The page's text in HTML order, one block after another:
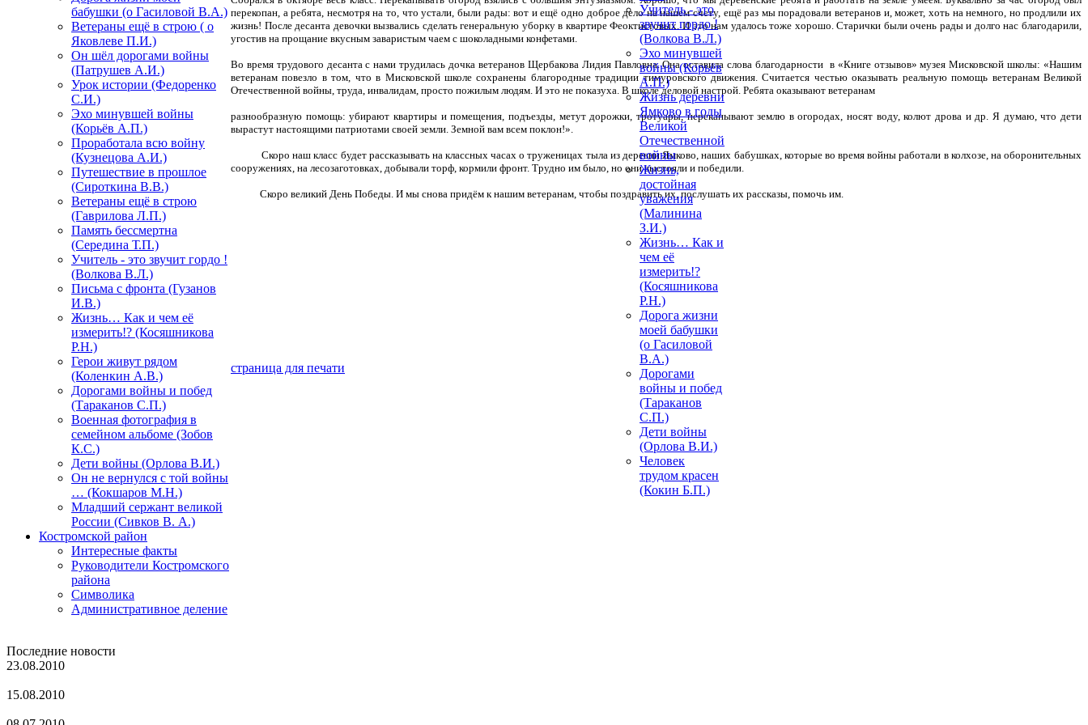
Учитель - это
звучит гордо !
(Волкова В.Л.)
Эхо минувшей
войны (Корьёв
А.П.)
Жизнь деревни
Ямково в годы
Великой
Отечественной
войны
Жизнь,
достойная
уважения
(Малинина
З.И.)
Жизнь… Как и
чем её
измерить!?
(Косяшникова
Р.Н.)
Дорога жизни
моей бабушки
(о Гасиловой
В.А.)
Дорогами
войны и побед
(Тараканов
С.П.)
Дети войны
(Орлова В.И.)
Человек
трудом красен
(Кокин Б.П.)
бабушки (о Гасиловой В.А.)
Ветераны ещё в строю ( о
Яковлеве П.И.)
Он шёл дорогами войны
(Патрушев А.И.)
Урок истории (Федоренко
С.И.)
Эхо минувшей войны
(Корьёв А.П.)
Проработала всю войну
(Кузнецова А.И.)
Путешествие в прошлое
(Сироткина В.В.)
Ветераны ещё в строю
(Гаврилова Л.П.)
Память бессмертна
(Середина Т.П.)
Учитель - это звучит гордо !
(Волкова В.Л.)
Письма с фронта (Гузанов
И.В.)
Жизнь… Как и чем её
измерить!? (Косяшникова
Р.Н.)
Герои живут рядом
(Коленкин А.В.)
Дорогами войны и побед
(Тараканов С.П.)
Военная фотография в
семейном альбоме (Зобов
К.С.)
Дети войны (Орлова В.И.)
Он не вернулся с той войны
… (Кокшаров М.Н.)
Младший сержант великой
России (Сивков В. А.)
Костромской район
Интересные факты
Руководители Костромского
района
Символика
Административное деление
Последние новости
23.08.2010
15.08.2010
перекопан, а ребята, несмотря на то, что устали, были рады: вот и ещё одно доброе дело на нашем счету, ещё раз мы порадовали ветеранов и, может, хоть на немного, но продлили их
жизнь! После десанта девочки вызвались сделать генеральную уборку в квартире Феоктистовых. И это нам удалось тоже хорошо. Старички были очень рады и долго нас благодарили,
угостив на прощание вкусным заваристым чаем с шоколадными конфетами.
Во время трудового десанта с нами трудилась дочка ветеранов Щербакова Лидия Павловна. Она оставила слова благодарности в «Книге отзывов» музея Мисковской школы: «Нашим
ветеранам повезло в том, что в Мисковской школе сохранены благородные традиции тимуровского движения. Считается честью оказывать реальную помощь ветеранам Великой
Отечественной войны, труда, инвалидам, просто пожилым людям. И это не показуха. В школе деловой настрой. Ребята оказывают ветеранам
разнообразную помощь: убирают квартиры и помещения, подъезды, метут дорожки, тротуары, перекапывают землю в огородах, носят воду, колют дрова и др. Я думаю, что дети
вырастут настоящими патриотами своей земли. Земной вам всем поклон!».
Скоро наш класс будет рассказывать на классных часах о труженицах тыла из деревни Ямково, наших бабушках, которые во время войны работали в колхозе, на оборонительных
сооружениях, на лесозаготовках, добывали торф, кормили фронт. Трудно им было, но они выстояли и победили.
Скоро великий День Победы. И мы снова придём к нашим ветеранам, чтобы поздравить их, послушать их рассказы, помочь им.
страница для печати